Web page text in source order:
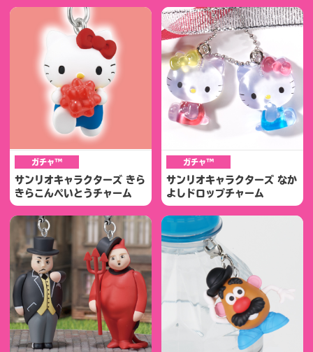
ガチャ™
サンリオキャラクターズ きら
きらこんぺいとうチャーム
ガチャ™
サンリオキャラクターズ なか
よしドロップチャーム